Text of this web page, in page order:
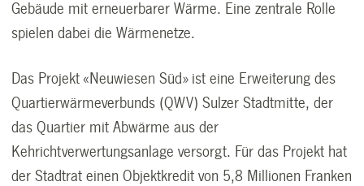
Gebäude mit erneuerbarer Wärme. Eine zentrale Rolle
spielen dabei die Wärmenetze.
Das Projekt «Neuwiesen Süd» ist eine Erweiterung des
Quartierwärmeverbunds (QWV) Sulzer Stadtmitte, der
das Quartier mit Abwärme aus der
Kehrichtverwertungsanlage versorgt. Für das Projekt hat
der Stadtrat einen Objektkredit von 5,8 Millionen Franken